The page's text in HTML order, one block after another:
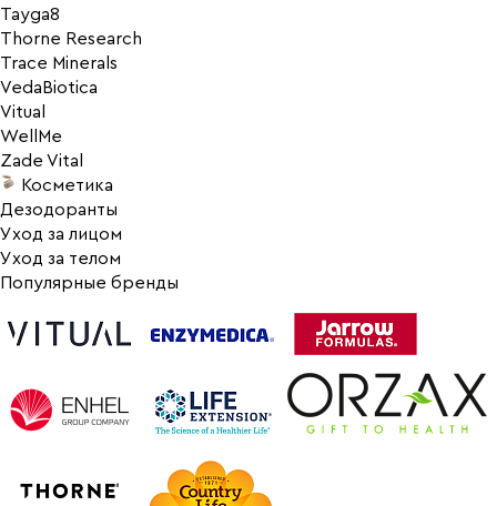
Tayga8
Thorne Research
Trace Minerals
VedaBiotica
Vitual
WellMe
Zade Vital
Косметика
Дезодоранты
Уход за лицом
Уход за телом
Популярные бренды